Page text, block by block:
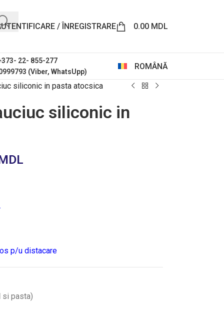
/ ÎNREGISTRARE 0.00 MDL
22- 855-277
(Viber, WhatsUpp)
ROMÂNĂ
siliconic in pasta atocsica
siliconic in
p/u distacare
si pasta)